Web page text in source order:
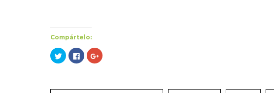
Compártelo:
Haz
clic
para
(Se
Haz
clic
para
(Se
Haz
clic
(Se